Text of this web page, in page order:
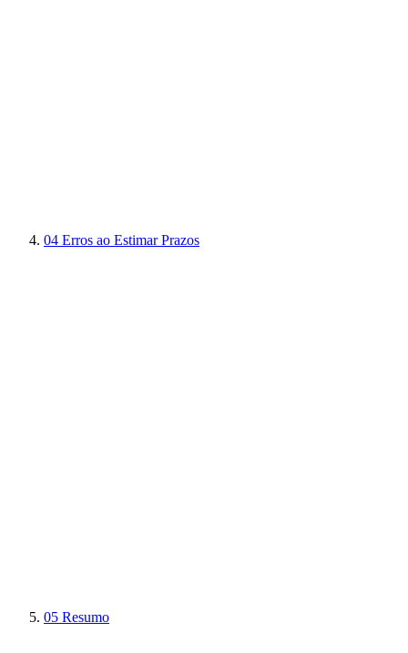
04 Erros ao Estimar Prazos
05 Resumo